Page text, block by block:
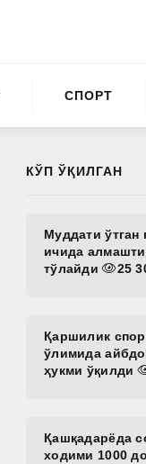
СПОРТ
КЎП ЎҚИЛГАН
Муддати ўтган
ичида
тўлайди
25
Қаршилик
ўлимида
ҳукми ўқилди
Қашқадарёда
ходими 1000